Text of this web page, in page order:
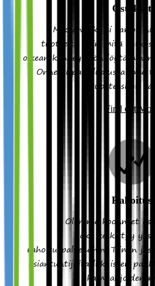
Ostokset
Mikään liike ei tarjoa
tuotteita kuin mitä
oikean kohdeyleisön
Onneksi palvelualustamme
tuotteesi on
Find out
Rahoitus
Olemme koonneet
joka keskittyy
rahoituspalveluihin. Tiimin
asiantuntijoita lukuisten
kampanjoiden